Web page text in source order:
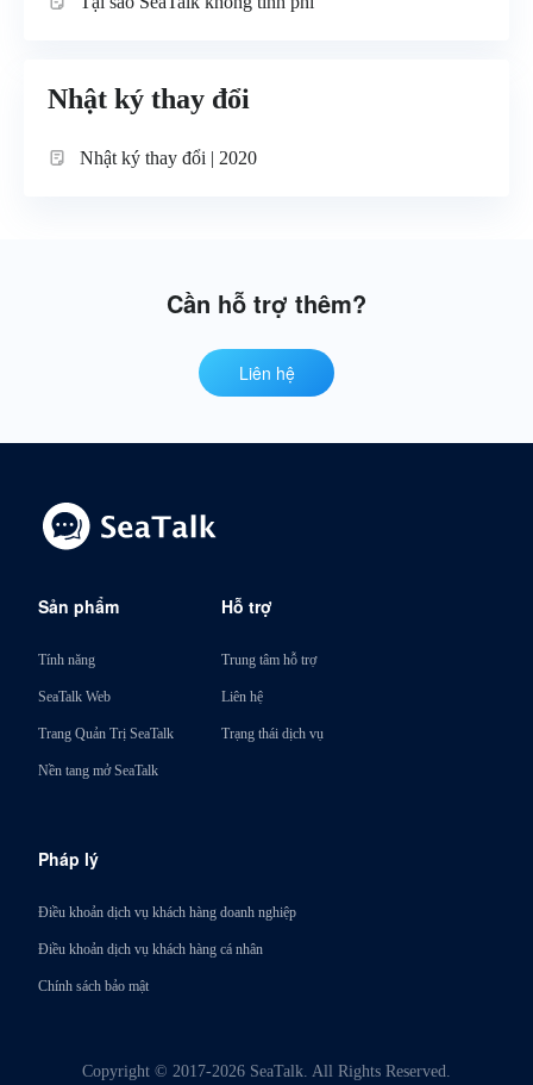
Nhật ký thay đổi
Nhật ký thay đổi | 2020
Cần hỗ trợ thêm?
Liên hệ
Sản phẩm
Tính năng
SeaTalk Web
Trang Quản Trị SeaTalk
Nền tang mở SeaTalk
Hỗ trợ
Trung tâm hỗ trợ
Liên hệ
Trạng thái dịch vụ
Pháp lý
Điều khoản dịch vụ khách hàng doanh nghiệp
Điều khoản dịch vụ khách hàng cá nhân
Chính sách bảo mật
Copyright © 2017-2026 SeaTalk. All Rights Reserved.